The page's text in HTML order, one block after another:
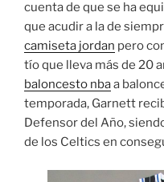
cuenta de que se ha
que acudir a la de
camiseta jordan pero
tío que lleva más de 20
baloncesto nbaa
temporada, Garnett
Defensor del Año,
de los Celtics en